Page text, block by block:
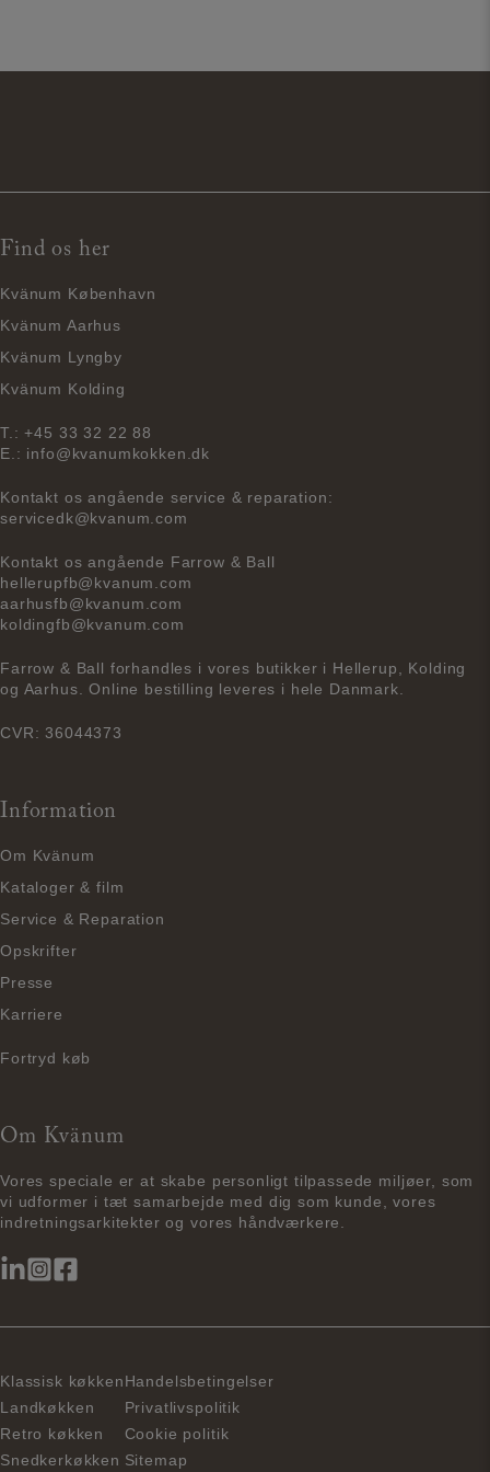
Find os her
Kvänum København
Kvänum Aarhus
Kvänum Lyngby
Kvänum Kolding
T.:+45 33 32 22 88
E.: info@kvanumkokken.dk
Kontakt os angående service & reparation:
servicedk@kvanum.com
Kontakt os angående Farrow & Ball
hellerupfb@kvanum.com
aarhusfb@kvanum.com
koldingfb@kvanum.com
Farrow & Ball forhandles i vores butikker i Hellerup, Kolding
og Aarhus. Online bestilling leveres i hele Danmark.
CVR: 36044373
Information
Om Kvänum
Kataloger & film
Service & Reparation
Opskrifter
Presse
Karriere
Fortryd køb
Om Kvänum
Vores speciale er at skabe personligt tilpassede miljøer, som
vi udformer i tæt samarbejde med dig som kunde, vores
indretningsarkitekter og vores håndværkere.
Klassisk køkken
Landkøkken
Retro køkken
Snedkerkøkken
Handelsbetingelser
Privatlivspolitik
Cookie politik
Sitemap